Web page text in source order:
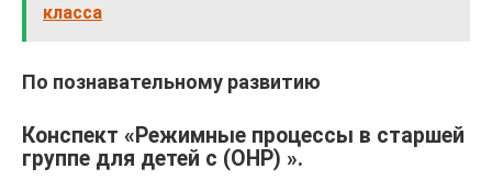
класса
По познавательному развитию
Конспект «Режимные процессы в старшей
группе для детей с (ОНР) ».